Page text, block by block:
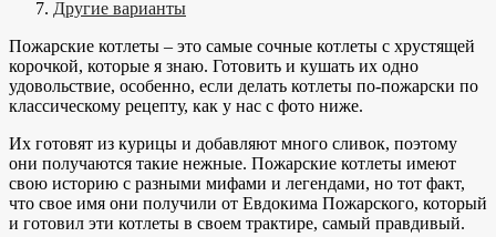
Другие варианты
Пожарские котлеты – это самые сочные котлеты с хрустящей
корочкой, которые я знаю. Готовить и кушать их одно
удовольствие, особенно, если делать котлеты по-пожарски по
классическому рецепту, как у нас с фото ниже.
Их готовят из курицы и добавляют много сливок, поэтому
они получаются такие нежные. Пожарские котлеты имеют
свою историю с разными мифами и легендами, но тот факт,
что свое имя они получили от Евдокима Пожарского, который
и готовил эти котлеты в своем трактире, самый правдивый.